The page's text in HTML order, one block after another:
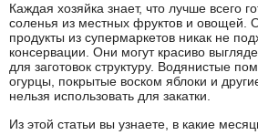
Каждая хозяйка знает, что лучше всего
соленья из местных фруктов и овощей.
продукты из супермаркетов никак не
консервации. Они могут красиво
для заготовок структуру. Водянистые
огурцы, покрытые воском яблоки и
нельзя использовать для закатки.
Из этой статьи вы узнаете, в какие